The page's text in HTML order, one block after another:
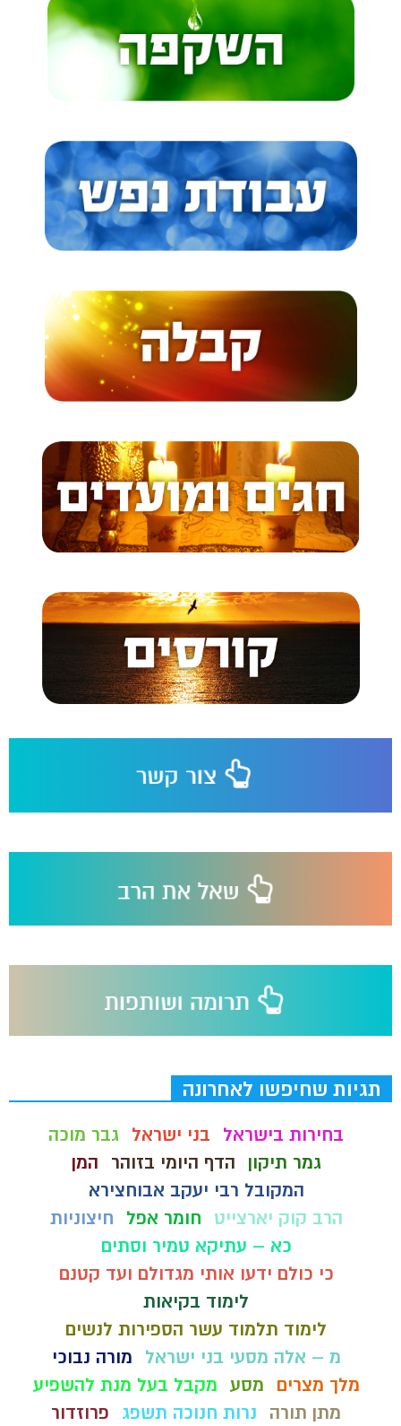
תגיות שחיפשו לאחרונה
בחירות בישראל בני ישראל גבר מוכה
גמר תיקון
הדף היומי בזוהר
המן
המקובל רבי יעקב אבוחצירא
הרב קוק יארצייט
חומר אפל
חיצוניות
כא – עתיקא טמיר וסתים
כי כולם ידעו אותי מגדולם ועד קטנם
לימוד בקיאות
לימוד תלמוד עשר הספירות לנשים
מ – אלה מסעי בני ישראל
מורה נבוכי
מלך מצרים
מסע מקבל בעל מנת להשפיע
מתן תורה
נרות חנוכה תשפג
פרוזדור